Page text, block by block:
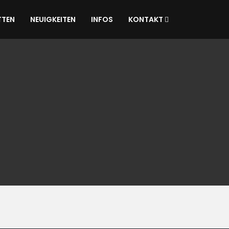
NEUIGKEITEN INFOS KONTAKT